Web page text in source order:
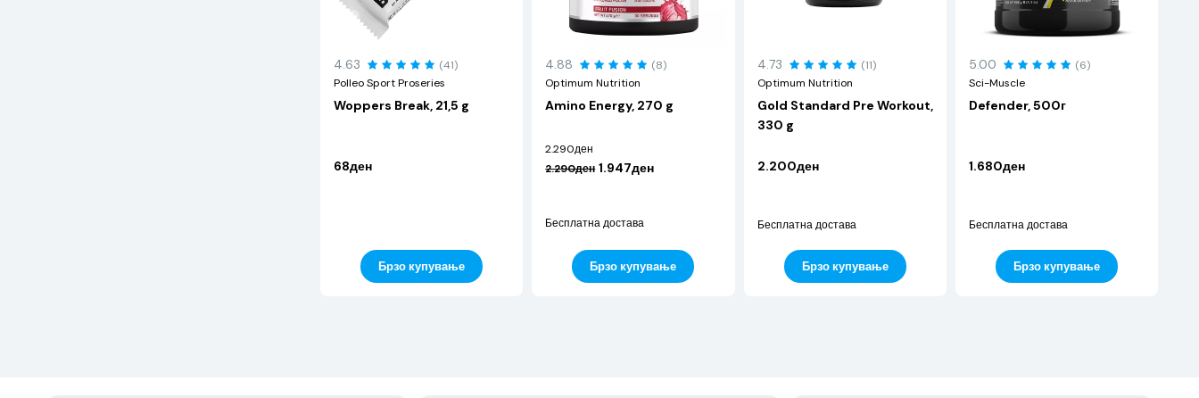
4.63
(41)
Polleo Sport Proseries
Woppers Break, 21,5 g
68ден
Брзо купување
4.88
(8)
Optimum Nutrition
Amino Energy, 270 g
2.290ден
2.290ден 1.947ден
Бесплатна достава
Брзо купување
4.73
(11)
Optimum Nutrition
Gold Standard Pre Workout,
330 g
2.200ден
Бесплатна достава
Брзо купување
5.00
(6)
Sci-Muscle
Defender, 500г
1.680ден
Бесплатна достава
Брзо купување